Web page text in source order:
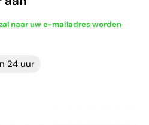
naar uw e-mailadres worden
24 uur